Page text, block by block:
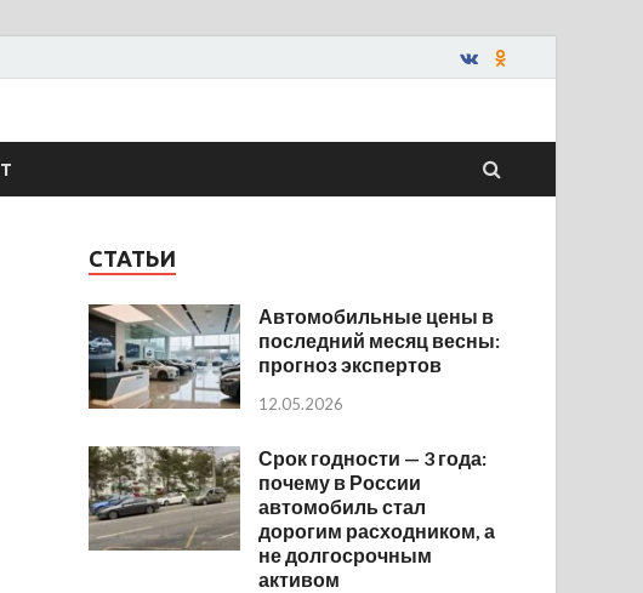
СТАТЬИ
Автомобильные цены в
последний месяц весны:
прогноз экспертов
12.05.2026
Срок годности — 3 года:
почему в России
автомобиль стал
дорогим расходником, а
не долгосрочным
активом